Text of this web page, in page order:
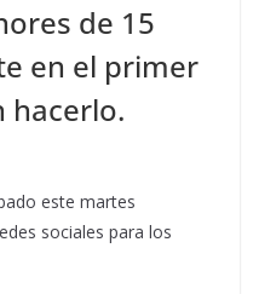
de 15
en el primer
hacerlo.
este martes
sociales para los